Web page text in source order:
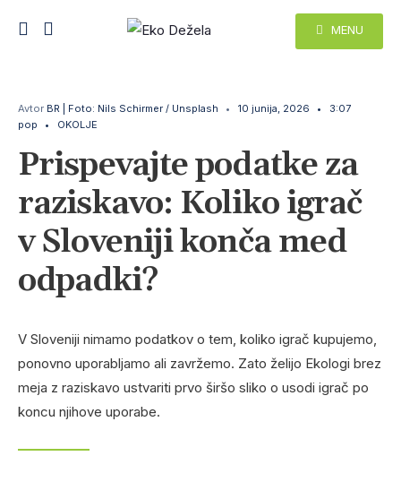
MENU
Avtor BR | Foto: Nils Schirmer / Unsplash • 10 junija, 2026 •
3:07
pop
• OKOLJE
Prispevajte podatke za
raziskavo: Koliko igrač
v Sloveniji konča med
odpadki?
V Sloveniji nimamo podatkov o tem, koliko igrač kupujemo,
ponovno uporabljamo ali zavržemo. Zato želijo Ekologi brez
meja z raziskavo ustvariti prvo širšo sliko o usodi igrač po
koncu njihove uporabe.